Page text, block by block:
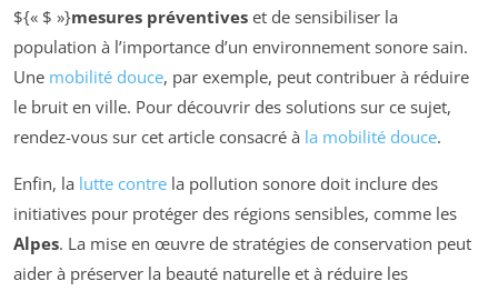
${« $ »}mesures préventives et de sensibiliser la
population à l’importance d’un environnement sonore sain.
Une mobilité douce, par exemple, peut contribuer à réduire
le bruit en ville. Pour découvrir des solutions sur ce sujet,
rendez-vous sur cet article consacré à la mobilité douce.
Enfin, la lutte contre la pollution sonore doit inclure des
initiatives pour protéger des régions sensibles, comme les
Alpes. La mise en œuvre de stratégies de conservation peut
aider à préserver la beauté naturelle et à réduire les